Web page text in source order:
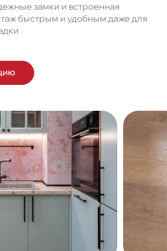
замки и встроенная
быстрым и удобным даже для